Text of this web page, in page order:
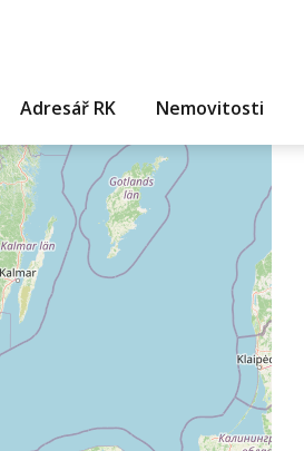
Adresář RK Nemovitosti